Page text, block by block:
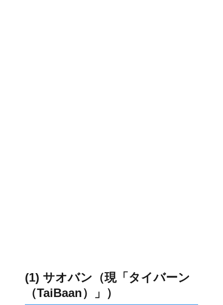
(1) サオバン（現「タイバーン
（TaiBaan）」）